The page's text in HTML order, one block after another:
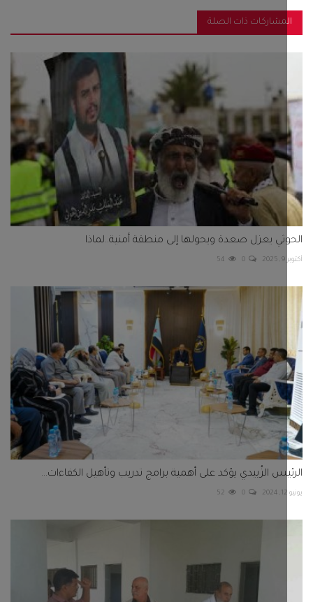
ذات الصلة
يعزل صعدة ويحولها إلى منطقة أمنية..لماذا
0
54
الزُبيدي يؤكد على أهمية برامج تدريب وتأهيل الكفاءات...
0
52